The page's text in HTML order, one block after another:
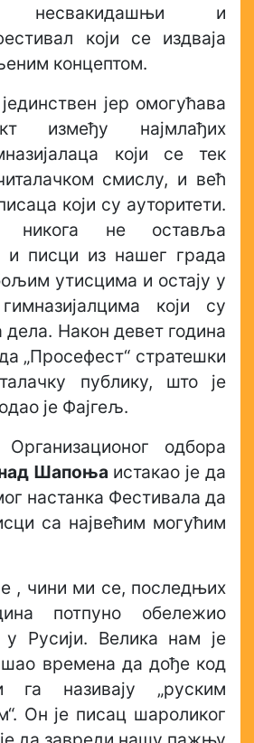
несвакидашњи и
који се издваја
концептом.
јер омогућава
између најмлађих
који се тек
смислу, и већ
који су ауторитети.
никога не оставља
и писци из нашег града
утисцима и остају у
који су
дела. Након девет година
„Просефест“ стратешки
публику, што је
је Фајгељ.
одбора
Шапоња истакао је да
настанка Фестивала да
са највећим могућим
, чини ми се, последњих
потпуно обележио
Русији. Велика нам је
времена да дође код
називају „руским
Он је писац шароликог